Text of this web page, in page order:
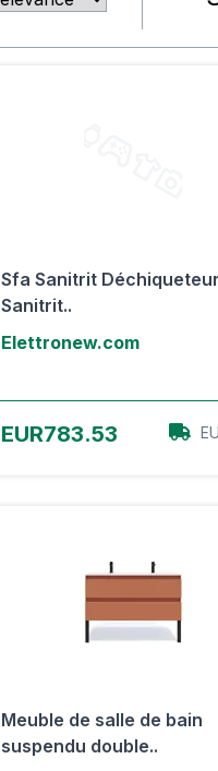
Sfa Sanitrit
Sanitrit..
Elettronew.com
EUR783.53
Meuble de salle de bain
suspendu double..